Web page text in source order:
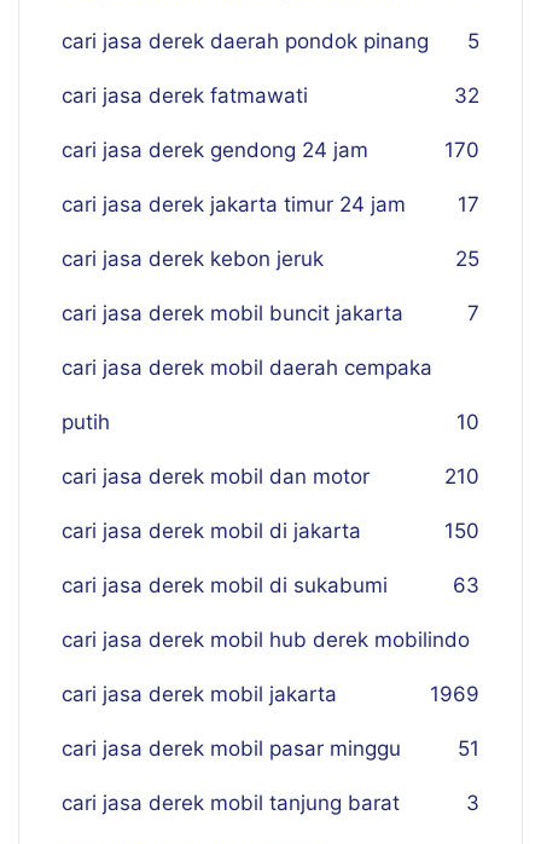
cari jasa derek daerah pondok pinang 5
cari jasa derek fatmawati 32
cari jasa derek gendong 24 jam 170
cari jasa derek jakarta timur 24 jam 17
cari jasa derek kebon jeruk 25
cari jasa derek mobil buncit jakarta 7
cari jasa derek mobil daerah cempaka
putih 10
cari jasa derek mobil dan motor 210
cari jasa derek mobil di jakarta 150
cari jasa derek mobil di sukabumi 63
cari jasa derek mobil hub derek mobilindo
69
cari jasa derek mobil jakarta 19
cari jasa derek mobil pasar minggu 51
cari jasa derek mobil tanjung barat 3